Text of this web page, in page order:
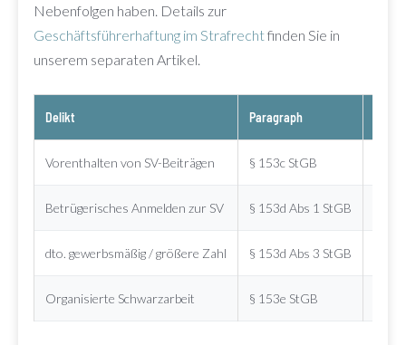
Nebenfolgen haben. Details zur
Geschäftsführerhaftung im Strafrechtfinden Sie in
unserem separaten Artikel.
Delikt Paragraph
Vorenthalten von SV-Beiträgen § 153c StGB
Betrügerisches Anmelden zur SV § 153d Abs 1 StGB
dto. gewerbsmäßig / größere Zahl § 153d Abs 3 StGB
Organisierte Schwarzarbeit § 153e StGB